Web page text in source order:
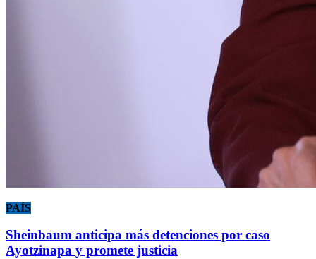
PAÍS
Sheinbaum anticipa más detenciones por caso
Ayotzinapa y promete justicia